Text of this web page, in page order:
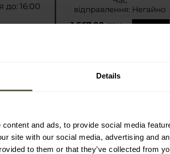
Details
and ads, to provide social media
site with our social media, advertising and
to them or that they’ve collected from
до: 16:00
відправлення: Негайно
1 567,00 грн